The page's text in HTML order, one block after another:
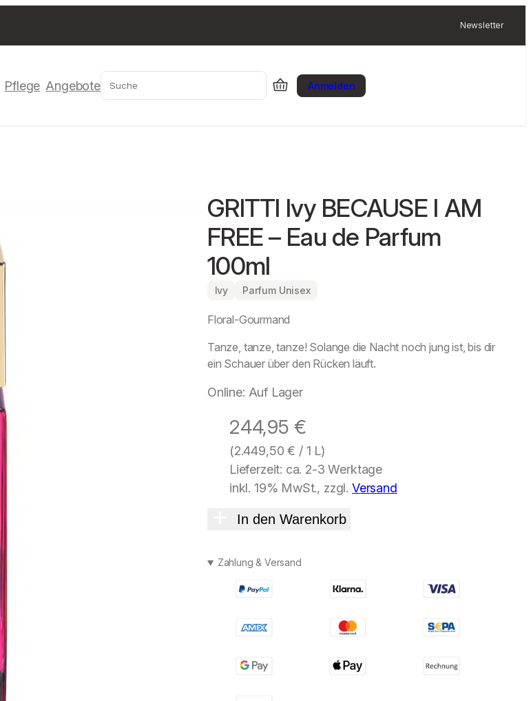
Newsletter
Pflege Angebote Suchen Anmelden
GRITTI Ivy BECAUSE I AM
FREE – Eau de Parfum
100ml
Ivy Parfum Unisex
Floral-Gourmand
Tanze, tanze, tanze! Solange die Nacht noch jung ist, bis dir
ein Schauer über den Rücken läuft.
Online: Auf Lager
244,95 €
(2.449,50€ / 1 L)
Lieferzeit: ca. 2-3 Werktage
inkl. 19% MwSt., zzgl. Versand
In den Warenkorb
Zahlung & Versand